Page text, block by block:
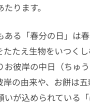
ります。
ある「春分の日」は
たたえ生物をいつく
お彼岸の中日（ちゅ
岸の由来や、お餅は
が込められている「